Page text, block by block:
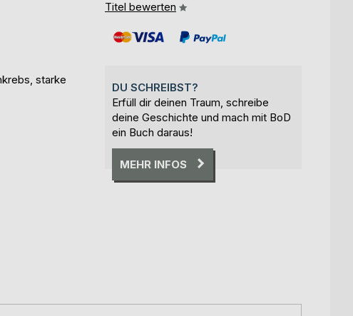
starke
Titel bewerten
DU SCHREIBST?
Erfüll dir deinen Traum, schreibe
deine Geschichte und mach mit BoD
ein Buch daraus!
MEHR INFOS